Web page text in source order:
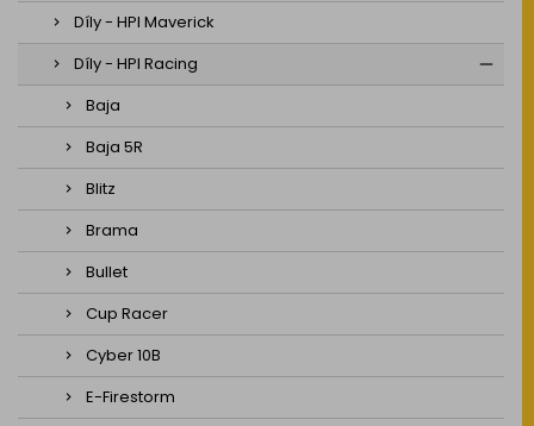
Díly - HPI Maverick
Díly - HPI Racing
Baja
Baja 5R
Blitz
Brama
Bullet
Cup Racer
Cyber 10B
E-Firestorm